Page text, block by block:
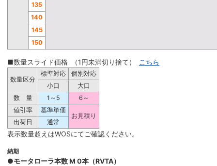
135
140
145
150
■数量スライド価格 （1円未満切り捨て） こちら
数量区分
標準対応
個別対応
小口
大口
数 量
1～5
6～
値引率
基準単価
お見積り
出荷日
通常
表示数量超えはWOSにてご確認ください。
納期
●モータローラ本数 M 0本（RVTA）